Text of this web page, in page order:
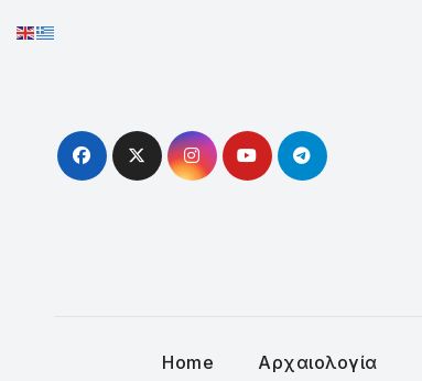
to
Home Αρχαιολογία